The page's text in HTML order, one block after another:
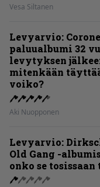
Vesa Siltanen
Levyarvio:
paluualbumi 32
levytyksen
mitenkään
voiko?
Aki Nuopponen
Levyarvio:
Old Gang -
onko se